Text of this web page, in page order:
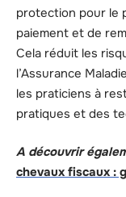
protection pour le
paiement et de
Cela réduit les
l’Assurance
les praticiens à
pratiques et des
A découvrir
chevaux fiscaux :